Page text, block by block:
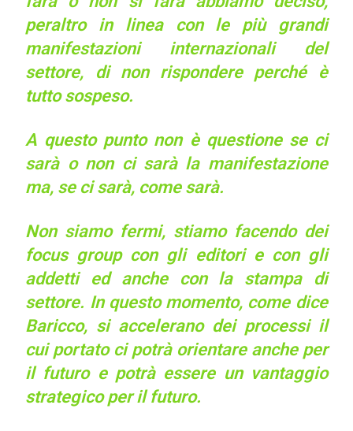
peraltro in linea con le più grandi
manifestazioni internazionali del
settore, di non rispondere perché è
tutto sospeso.
A questo punto non è questione se ci
sarà o non ci sarà la manifestazione
ma, se ci sarà, come sarà.
Non siamo fermi, stiamo facendo dei
focus group con gli editori e con gli
addetti ed anche con la stampa di
settore. In questo momento, come dice
Baricco, si accelerano dei processi il
cui portato ci potrà orientare anche per
il futuro e potrà essere un vantaggio
strategico per il futuro.